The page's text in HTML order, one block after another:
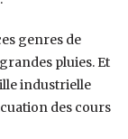
genres de
pluies. Et
industrielle
des cours